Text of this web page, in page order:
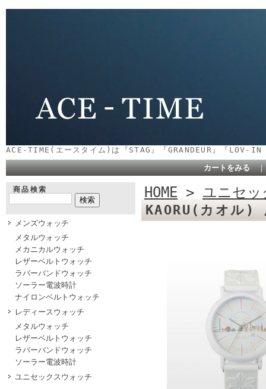
ACE-TIME(エースタイム)は『STAG』『GRANDEUR』『
カートをみる
商品検索
メンズウォッチ
メタルウォッチ
メカニカルウォッチ
レザーベルトウォッチ
ラバーバンドウォッチ
ソーラー電波時計
ナイロンベルトウォッチ
レディースウォッチ
メタルウォッチ
レザーベルトウォッチ
ラバーバンドウォッチ
ソーラー電波時計
ユニセックスウォッチ
HOME > ユニセ
KAORU(カオ